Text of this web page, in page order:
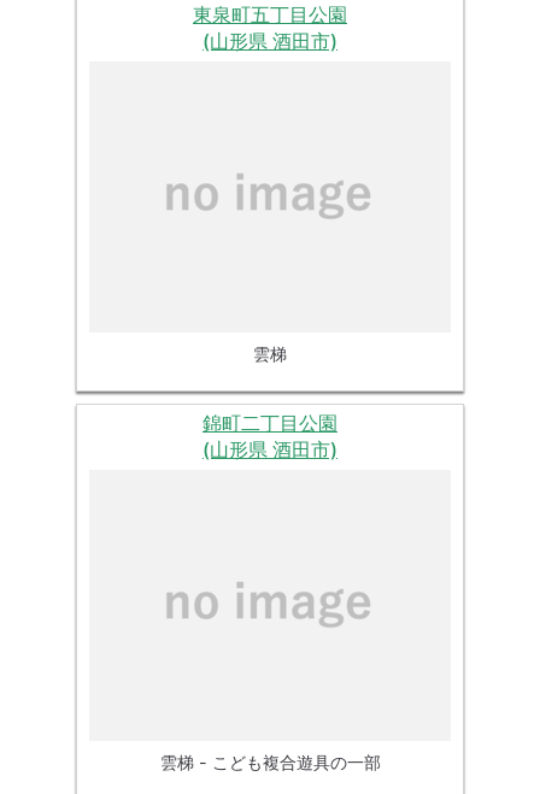
東泉町五丁目公園
(山形県 酒田市)
雲梯
錦町二丁目公園
(山形県 酒田市)
雲梯 - こども複合遊具の一部